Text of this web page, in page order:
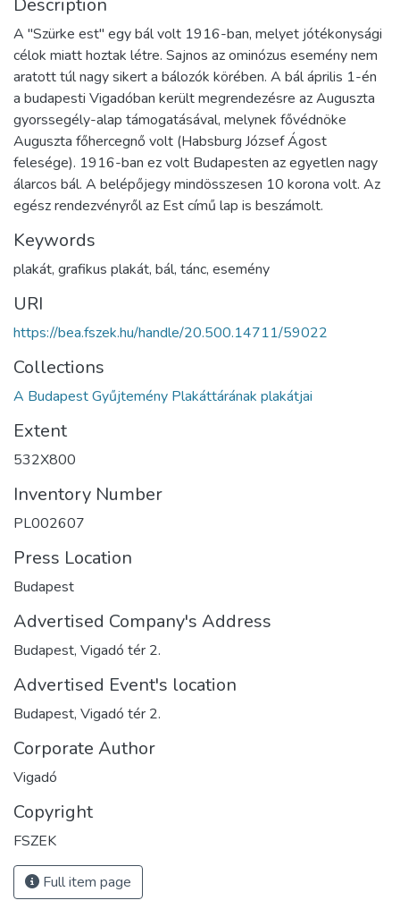
Description
A "Szürke est" egy bál volt 1916-ban, melyet jótékonysági
célok miatt hoztak létre. Sajnos az ominózus esemény nem
aratott túl nagy sikert a bálozók körében. A bál április 1-én
a budapesti Vigadóban került megrendezésre az Auguszta
gyorssegély-alap támogatásával, melynek fővédnöke
Auguszta főhercegnő volt (Habsburg József Ágost
felesége). 1916-ban ez volt Budapesten az egyetlen nagy
álarcos bál. A belépőjegy mindösszesen 10 korona volt. Az
egész rendezvényről az Est című lap is beszámolt.
Keywords
plakát, grafikus plakát, bál, tánc, esemény
URI
https://bea.fszek.hu/handle/20.500.14711/59022
Collections
A Budapest Gyűjtemény Plakáttárának plakátjai
Extent
532X800
Inventory Number
PL002607
Press Location
Budapest
Advertised Company's Address
Budapest, Vigadó tér 2.
Advertised Event's location
Budapest, Vigadó tér 2.
Corporate Author
Vigadó
Copyright
FSZEK
Full item page